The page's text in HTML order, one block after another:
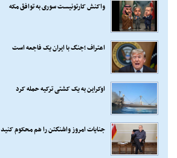
واکنش کارتونیست سوری به توافق مکه
اعتراف ؛جنگ با ایران یک فاجعه است
اوکراین به یک کشتی ترکیه حمله کرد
جنایات امروز واشنگتن را هم محکوم کنید